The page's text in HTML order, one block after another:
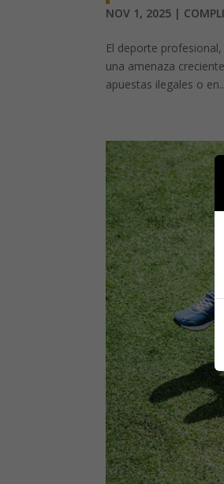
NOV 1, 2025 |
El deporte
una amenaza
apuestas ilegales o